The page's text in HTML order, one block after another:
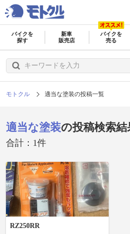
バイクを
探す
新車
販売店
バイクを
売る
モトクル 適当な塗装の投稿一覧
適当な塗装の投稿検索結
合計：1件
RZ250RR